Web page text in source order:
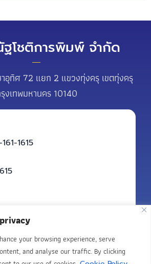
your browsing experience, serve
and analyse our traffic. By clicking
โชติการพิมพ์ จำกัด
อุทิศ 72 แยก 2 แขวงทุ่งครุ เขตทุ่งครุ
งเทพมหานคร 10140
1615